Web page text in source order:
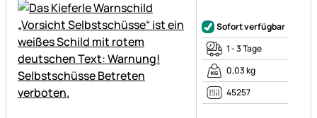
Sofort verfügbar
1 - 3 Tage
0,03 kg
45257